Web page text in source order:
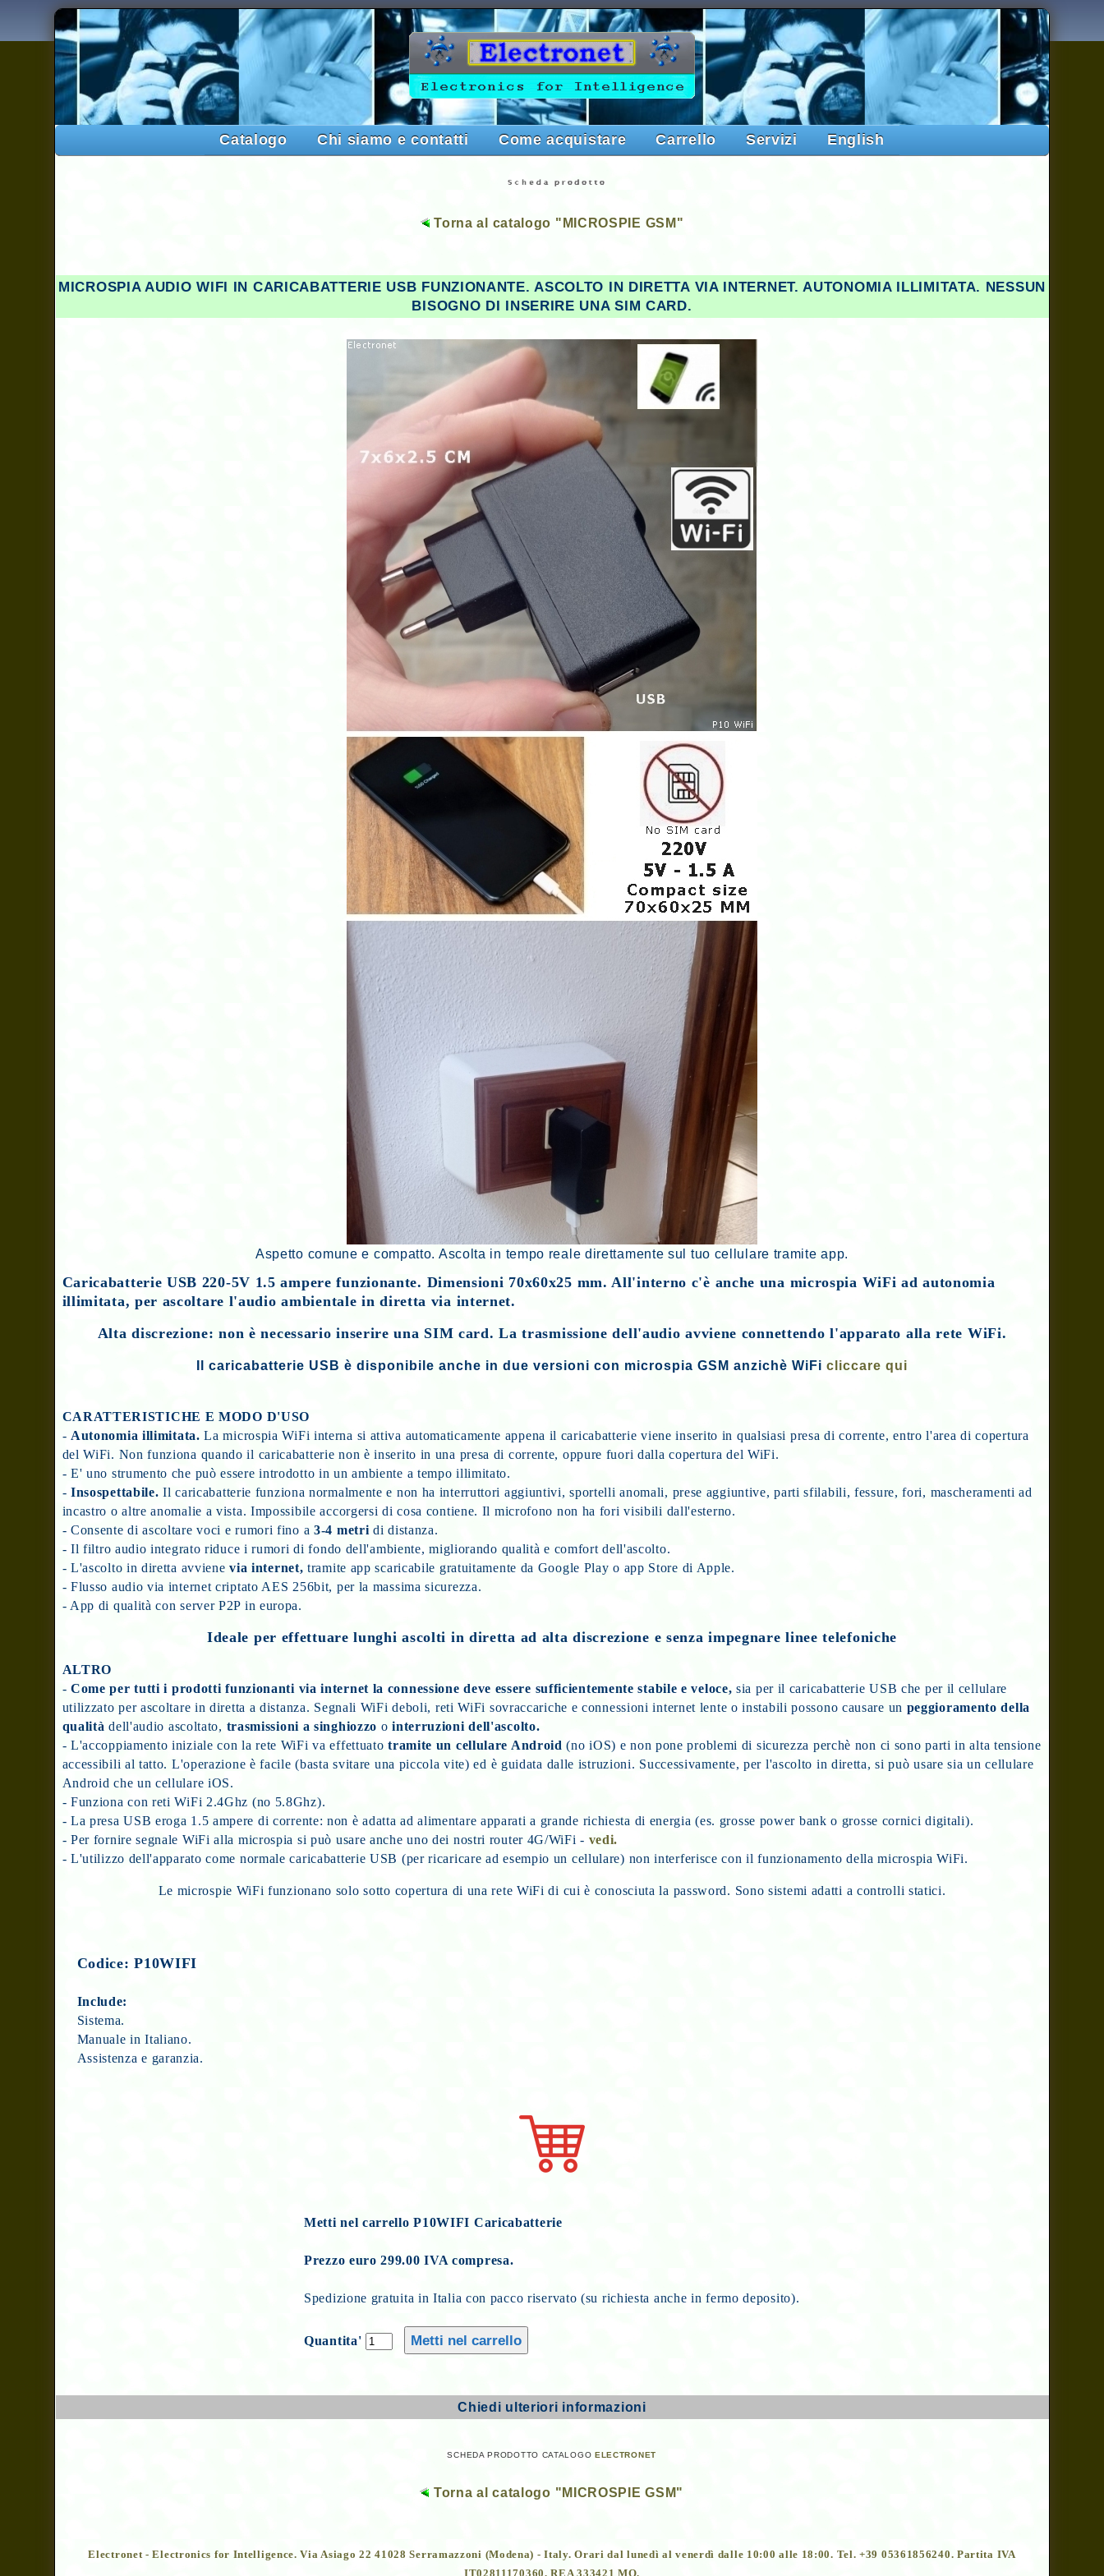
Catalogo Chi siamo e contatti Come acquistare Carrello Servizi English
Torna al catalogo "MICROSPIE GSM"
MICROSPIA AUDIO WIFI IN CARICABATTERIE USB FUNZIONANTE. ASCOLTO IN DIRETTA VIA INTERNET. AUTONOMIA ILLIMITATA. NESSUN
BISOGNO DI INSERIRE UNA SIM CARD.
Aspetto comune e compatto. Ascolta in tempo reale direttamente sul tuo cellulare tramite app.
Caricabatterie USB 220-5V 1.5 ampere funzionante. Dimensioni 70x60x25 mm. All'interno c'è anche una microspia WiFi ad autonomia
illimitata, per ascoltare l'audio ambientale in diretta via internet.
Alta discrezione: non è necessario inserire una SIM card. La trasmissione dell'audio avviene connettendo l'apparato alla rete WiFi.
Il caricabatterie USB è disponibile anche in due versioni con microspia GSM anzichè WiFi cliccare qui
CARATTERISTICHE E MODO D'USO
- Autonomia illimitata.La microspia WiFi interna si attiva automaticamente appena il caricabatterie viene inserito in qualsiasi presa di corrente, entro l'area di copertura
del WiFi. Non funziona quando il caricabatterie non è inserito in una presa di corrente, oppure fuori dalla copertura del WiFi.
- E' uno strumento che può essere introdotto in un ambiente a tempo illimitato.
- Insospettabile.Il caricabatterie funziona normalmente e non ha interruttori aggiuntivi, sportelli anomali, prese aggiuntive, parti sfilabili, fessure, fori, mascheramenti ad
incastro o altre anomalie a vista. Impossibile accorgersi di cosa contiene. Il microfono non ha fori visibili dall'esterno.
- Consente di ascoltare voci e rumori fino a 3-4 metri di distanza.
- Il filtro audio integrato riduce i rumori di fondo dell'ambiente, migliorando qualità e comfort dell'ascolto.
- L'ascolto in diretta avvienevia internet,tramite app scaricabile gratuitamente da Google Play o app Store di Apple.
- Flusso audio via internet criptato AES 256bit, per la massima sicurezza.
- App di qualità con server P2P in europa.
Ideale per effettuare lunghi ascolti in diretta ad alta discrezione e senza impegnare linee telefoniche
ALTRO
- Come per tutti i prodotti funzionanti via internet la connessione deve essere sufficientemente stabile e veloce,sia per il caricabatterie USB che per il cellulare
utilizzato per ascoltare in diretta a distanza. Segnali WiFi deboli, reti WiFi sovraccariche e connessioni internet lente o instabili possono causare un peggioramento della
qualità dell'audio ascoltato, trasmissioni a singhiozzo ointerruzioni dell'ascolto.
- L'accoppiamento iniziale con la rete WiFi va effettuatotramite un cellulare Android(no iOS) e non pone problemi di sicurezza perchè non ci sono parti in alta tensione
accessibili al tatto. L'operazione è facile (basta svitare una piccola vite) ed è guidata dalle istruzioni. Successivamente, per l'ascolto in diretta, si può usare sia un cellulare
Android che un cellulare iOS.
- Funziona con reti WiFi 2.4Ghz (no 5.8Ghz).
- La presa USB eroga 1.5 ampere di corrente: non è adatta ad alimentare apparati a grande richiesta di energia (es. grosse power bank o grosse cornici digitali).
- Per fornire segnale WiFi alla microspia si può usare anche uno dei nostri router 4G/WiFi - vedi.
- L'utilizzo dell'apparato come normale caricabatterie USB (per ricaricare ad esempio un cellulare) non interferisce con il funzionamento della microspia WiFi.
Le microspie WiFi funzionano solo sotto copertura di una rete WiFi di cui è conosciuta la password. Sono sistemi adatti a controlli statici.
Codice: P10WIFI
Include:
Sistema.
Manuale in Italiano.
Assistenza e garanzia.
Metti nel carrello P10WIFI Caricabatterie
Prezzo euro 299.00 IVA compresa.
Spedizione gratuita in Italia con pacco riservato (su richiesta anche in fermo deposito).
Quantita'
Chiedi ulteriori informazioni
SCHEDA PRODOTTO CATALOGO ELECTRONET
Torna al catalogo "MICROSPIE GSM"
Electronet - Electronics for Intelligence. Via Asiago 22 41028 Serramazzoni (Modena) - Italy. Orari dal lunedì al venerdì dalle 10:00 alle 18:00. Tel. +39 05361856240. Partita IVA
IT02811170360. REA 333421 MO.